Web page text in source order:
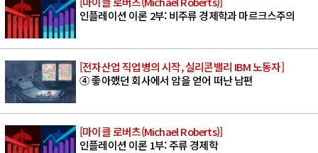
인플레이션 이론 2부: 비주류 경제학과 마르크스주의
[전자산업 직업병의 시작, 실리콘밸리 IBM 노동자]
④ 좋아했던 회사에서 암을 얻어 떠난 남편
[마이클 로버츠(Michael Roberts)]
인플레이션 이론 1부: 주류 경제학